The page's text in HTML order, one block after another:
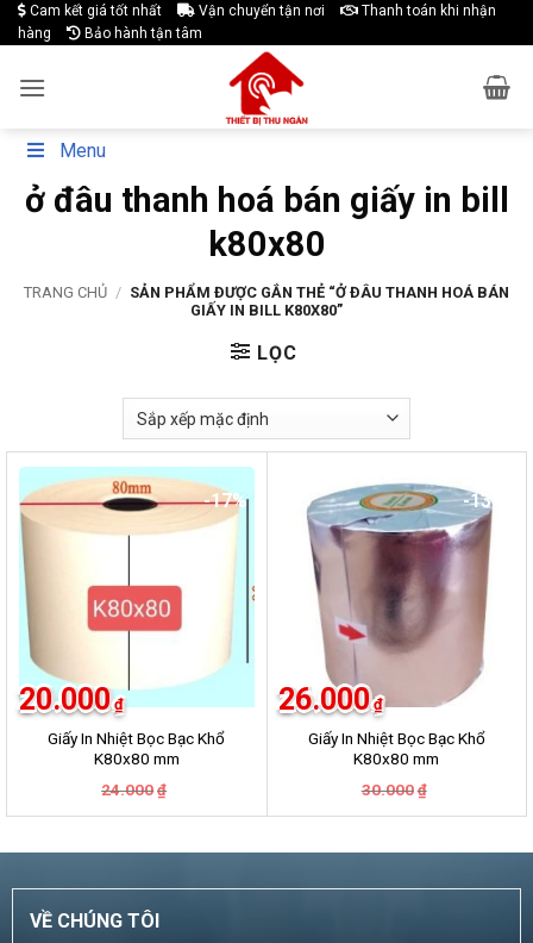
Skip
to
Cam kết giá tốt nhất Vận chuyển tận nơi
Thanh toán khi nhận
hàng
Bảo hành tận tâm
Menu
ở đâu thanh hoá bán giấy in bill
k80x80
TRANG CHỦ / SẢN PHẨM ĐƯỢC GẮN THẺ “Ở ĐÂU THANH HOÁ BÁN
GIẤY IN BILL K80X80”
LỌC
-17%
Giấy In Nhiệt Bọc Bạc Khổ
K80x80 mm
24.000 ₫
là:
20.000 ₫
tại
20.000₫.
-13%
Giấy In Nhiệt Bọc Bạc Khổ
K80x80 mm
30.000 ₫
là:
26.000 ₫
tại
26.000₫.
VỀ CHÚNG TÔI